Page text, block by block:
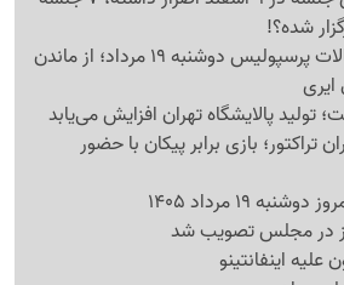
شده؟!
آخرین اخبار نقل‌وانتقالات پرسپولیس دوشنبه 19 مرداد؛ از ماندن
ایری
بازی برابر پیکان با حضور
19 مرداد 1405
در مجلس تصویب شد
اینفانتینو